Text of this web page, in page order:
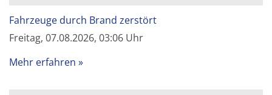
Fahrzeuge durch Brand zerstört
Freitag, 07.08.2026, 03:06 Uhr
Mehr erfahren